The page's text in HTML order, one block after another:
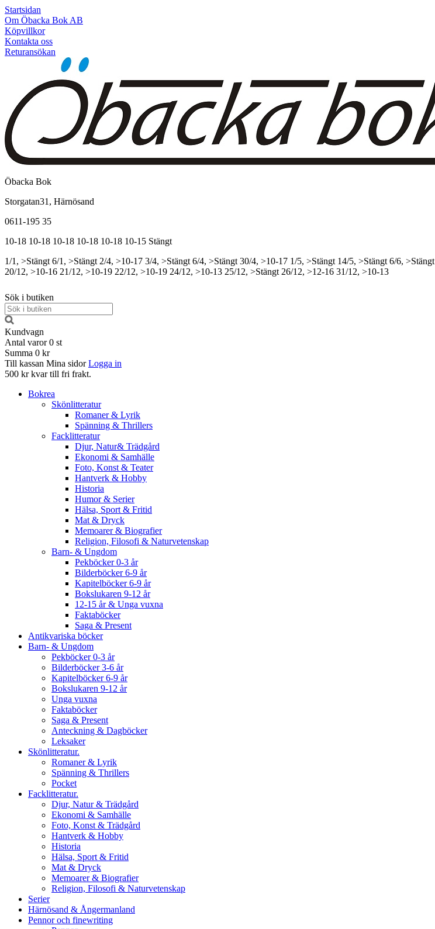
Startsidan
Om Öbacka Bok AB
Köpvillkor
Kontakta oss
Returansökan
Öbacka Bok
Storgatan31, Härnösand
0611-195 35
10-18 10-18 10-18 10-18 10-18 10-15 Stängt
1/1, >Stängt 6/1, >Stängt 2/4, >10-17 3/4, >Stängt 6/4, >Stängt 30/4, >10-17 1/5, >Stängt 14/5, >Stängt 6/6, >Stängt
20/12, >10-16 21/12, >10-19 22/12, >10-19 24/12, >10-13 25/12, >Stängt 26/12, >12-16 31/12, >10-13
Sök i butiken
Kundvagn
Antal varor 0 st
Summa 0 kr
Till kassan Mina sidor Logga in
500 kr kvar till fri frakt.
Bokrea
Skönlitteratur
Romaner & Lyrik
Spänning & Thrillers
Facklitteratur
Djur, Natur& Trädgård
Ekonomi & Samhälle
Foto, Konst & Teater
Hantverk & Hobby
Historia
Humor & Serier
Hälsa, Sport & Fritid
Mat & Dryck
Memoarer & Biografier
Religion, Filosofi & Naturvetenskap
Barn- & Ungdom
Pekböcker 0-3 år
Bilderböcker 6-9 år
Kapitelböcker 6-9 år
Bokslukaren 9-12 år
12-15 år & Unga vuxna
Faktaböcker
Saga & Present
Antikvariska böcker
Barn- & Ungdom
Pekböcker 0-3 år
Bilderböcker 3-6 år
Kapitelböcker 6-9 år
Bokslukaren 9-12 år
Unga vuxna
Faktaböcker
Saga & Present
Anteckning & Dagböcker
Leksaker
Skönlitteratur.
Romaner & Lyrik
Spänning & Thrillers
Pocket
Facklitteratur.
Djur, Natur & Trädgård
Ekonomi & Samhälle
Foto, Konst & Trädgård
Hantverk & Hobby
Historia
Hälsa, Sport & Fritid
Mat & Dryck
Memoarer & Biografier
Religion, Filosofi & Naturvetenskap
Serier
Härnösand & Ångermanland
Pennor och finewriting